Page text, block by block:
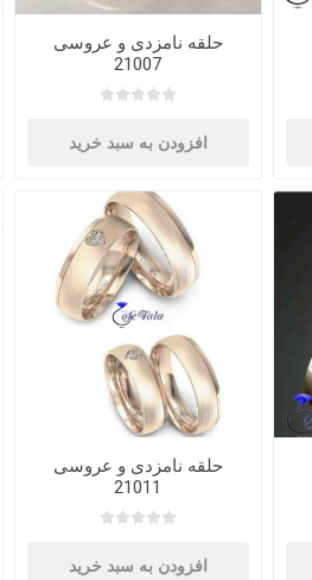
حلقه نامزدی و عروسی
21007
افزودن به سبد خرید
حلقه نامزدی و عروسی
21011
افزودن به سبد خرید